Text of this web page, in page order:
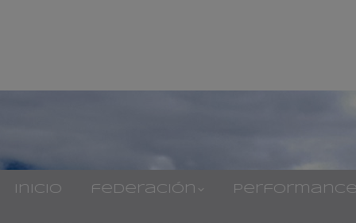
inicio federación